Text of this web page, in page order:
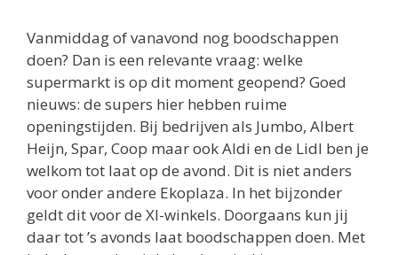
Vanmiddag of vanavond nog boodschappen
doen? Dan is een relevante vraag: welke
supermarkt is op dit moment geopend? Goed
nieuws: de supers hier hebben ruime
openingstijden. Bij bedrijven als Jumbo, Albert
Heijn, Spar, Coop maar ook Aldi en de Lidl ben je
welkom tot laat op de avond. Dit is niet anders
voor onder andere Ekoplaza. In het bijzonder
geldt dit voor de Xl-winkels. Doorgaans kun jij
daar tot ’s avonds laat boodschappen doen. Met